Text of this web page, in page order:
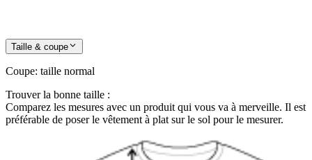
Taille & coupe
Coupe: taille normal
Trouver la bonne taille :
Comparez les mesures avec un produit qui vous va à merveille. Il est
préférable de poser le vêtement à plat sur le sol pour le mesurer.